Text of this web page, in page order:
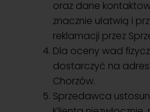
oraz dane
znacznie ułatwią i
reklamacji przez
Dla oceny wad
dostarczyć na
Chorzów.
Sprzedawca